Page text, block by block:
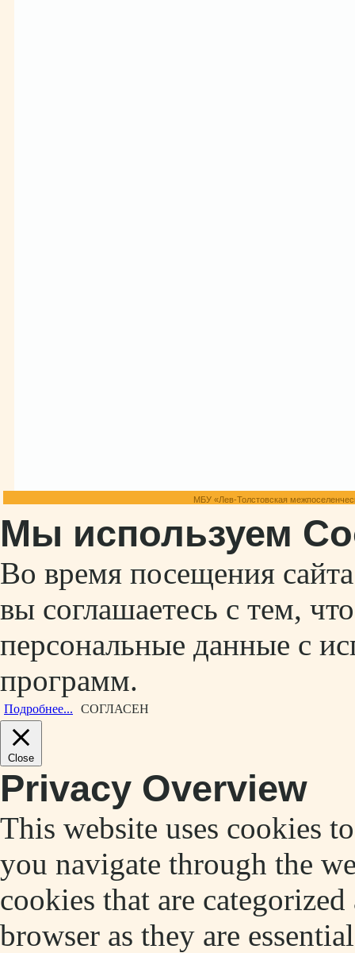
МБУ «Лев-Толстовская
Мы используем
Во время посещения
вы соглашаетесь с тем,
персональные данные с
программ.
Подробнее... СОГЛАСЕН
Close
Privacy Overview
This website uses cookies
you navigate through the
cookies that are
browser as they are